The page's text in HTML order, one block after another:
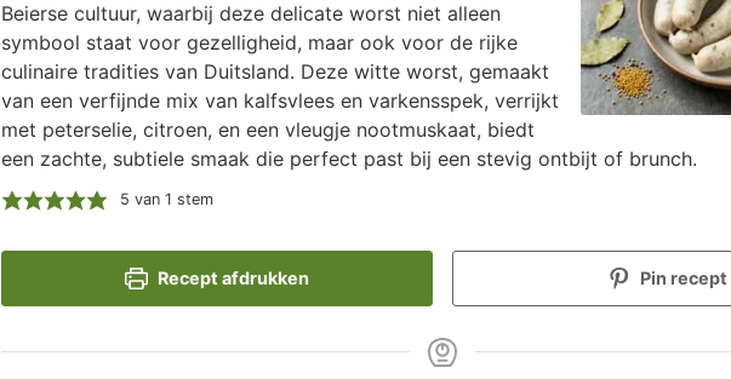
Beierse cultuur, waarbij deze delicate worst niet alleen
symbool staat voor gezelligheid, maar ook voor de rijke
culinaire tradities van Duitsland. Deze witte worst, gemaakt
van een verfijnde mix van kalfsvlees en varkensspek, verrijkt
met peterselie, citroen, en een vleugje nootmuskaat, biedt
een zachte, subtiele smaak die perfect past bij een stevig ontbijt of brunch.
5 van 1 stem
Recept afdrukken Pin recept